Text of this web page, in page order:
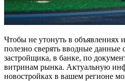
Чтобы не утонуть в объявлениях
полезно сверять вводные данные
застройщика, в банке, по
витринам рынка. Актуальную
новостройках в вашем регионе